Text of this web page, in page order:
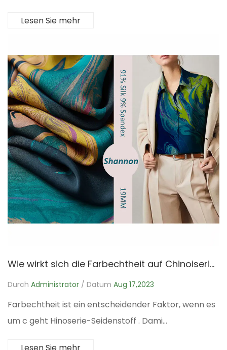
Lesen Sie mehr
Wie wirkt sich die Farbechtheit auf Chinoiserie-Seidenstoffe aus?
Durch Administrator / Datum Aug 17,2023
Farbechtheit ist ein entscheidender Faktor, wenn es
um c geht Hinoserie-Seidenstoff . Dami...